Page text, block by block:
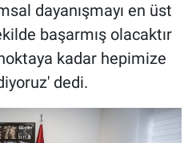
dayanışmayı en üst
başarmış olacaktır
kadar hepimize
dedi.